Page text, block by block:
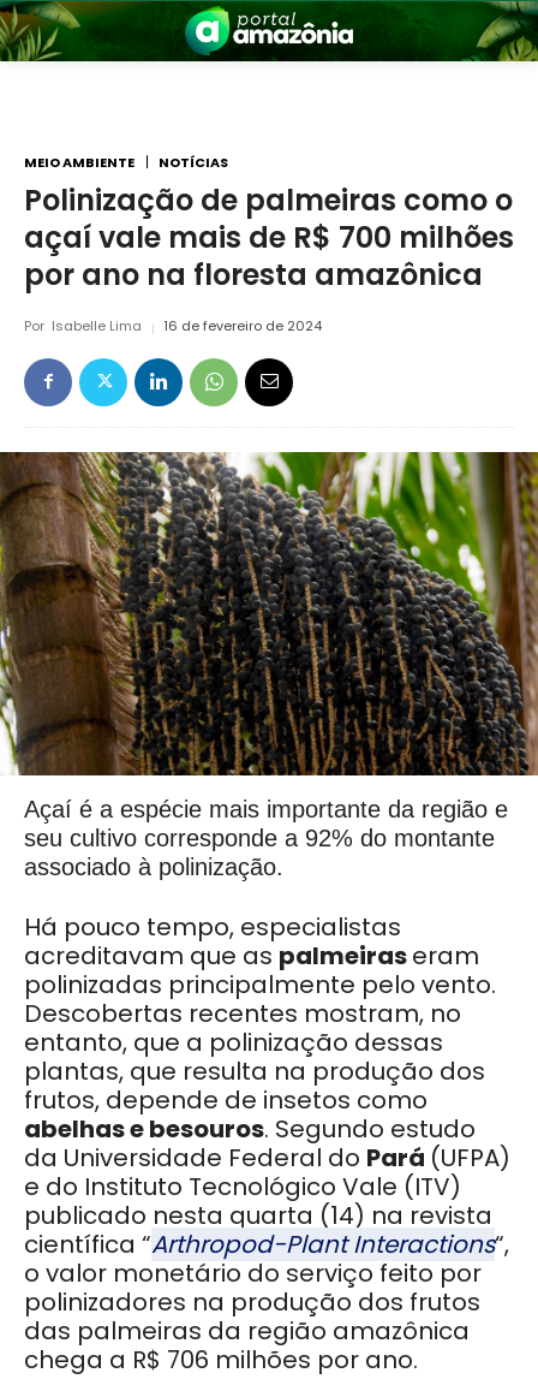
Amazônia
MEIO AMBIENTE NOTÍCIAS
Polinização de palmeiras como o
açaí vale mais de R$ 700 milhões
por ano na floresta amazônica
Por Isabelle Lima 16 de fevereiro de 2024
Açaí é a espécie mais importante da região e
seu cultivo corresponde a 92% do montante
associado à polinização.
Há pouco tempo, especialistas
acreditavam que as palmeiraseram
polinizadas principalmente pelo vento.
Descobertas recentes mostram, no
entanto, que a polinização dessas
plantas, que resulta na produção dos
frutos, depende de insetos como
abelhas e besouros. Segundo estudo
da Universidade Federal do Pará (UFPA)
e do Instituto Tecnológico Vale (ITV)
publicado nesta quarta (14) na revista
científica “Arthropod-Plant Interactions“,
o valor monetário do serviço feito por
polinizadores na produção dos frutos
das palmeiras da região amazônica
chega a R$ 706 milhões por ano.